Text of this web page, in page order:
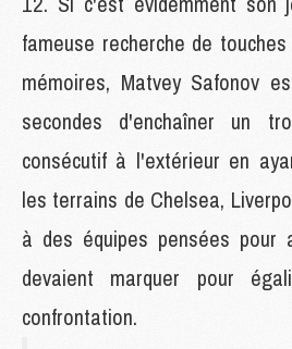
fameuse recherche de
mémoires, Matvey Safonov
secondes d'enchaîner un
consécutif à l'extérieur en
les terrains de Chelsea,
à des équipes pensées pour
devaient marquer pour
confrontation.